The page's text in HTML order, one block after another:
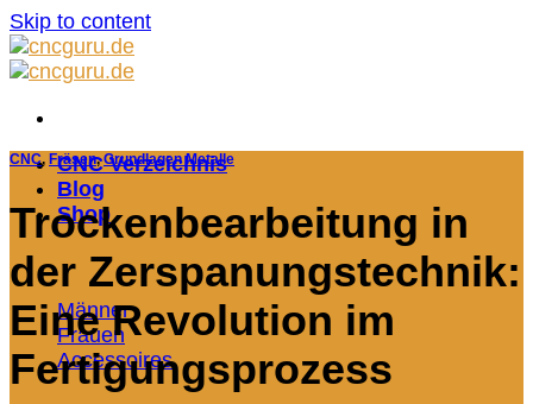
Skip to content
CNC Verzeichnis
Blog
Shop
Männer
Frauen
Accessoires
CNC, Fräsen,Grundlagen Metalle
Trockenbearbeitung in
der Zerspanungstechnik:
Eine Revolution im
Fertigungsprozess